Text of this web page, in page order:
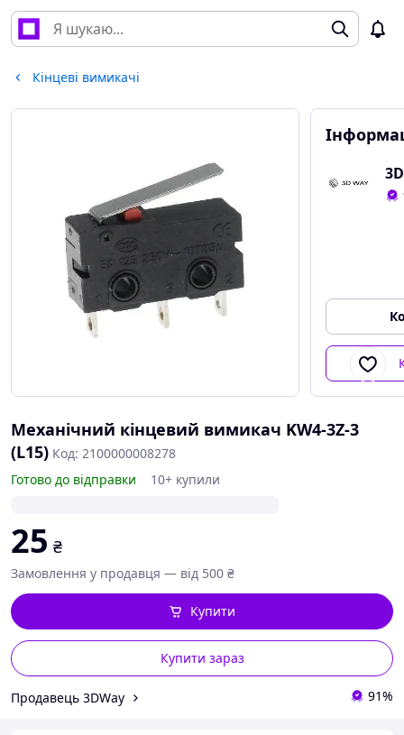
Кінцеві вимикачі
Механічний кінцевий вимикач KW4-3Z-3
(L15) Код: 2100000008278
Готово до відправки
10+ купили
25 ₴
Замовлення у продавця — від 500 ₴
Купити зараз
Купити
Продавець 3DWay 91%